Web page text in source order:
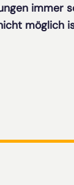
möglich